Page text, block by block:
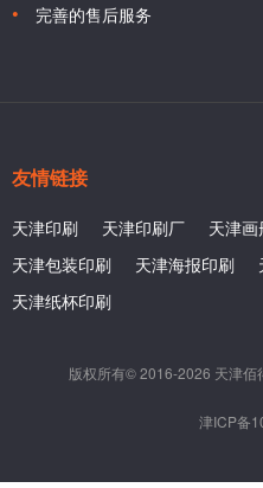
完善的售后服务
友情链接
天津印刷 天津印刷厂 天津
天津包装印刷
天津海报印刷
天津纸杯印刷
版权所有© 2016-2026 天津
津ICP备